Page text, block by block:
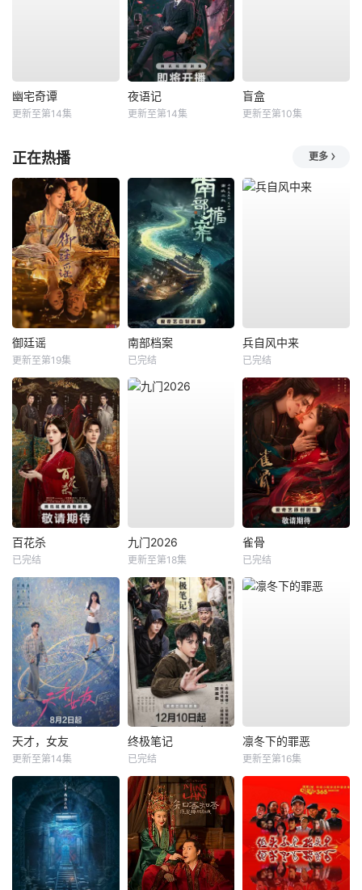
幽宅奇谭
更新至第14集
夜语记
更新至第14集
盲盒
更新至第10集
正在热播 更多
御廷谣
更新至第19集
南部档案
已完结
兵自风中来
已完结
百花杀
已完结
九门2026
更新至第18集
雀骨
已完结
天才，女友
更新至第14集
终极笔记
已完结
凛冬下的罪恶
更新至第16集